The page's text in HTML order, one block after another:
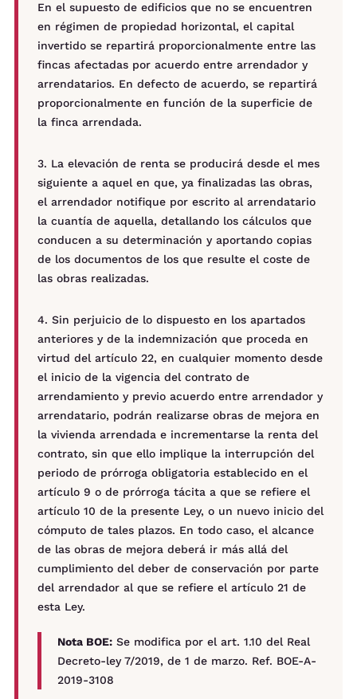
En el supuesto de edificios que no se encuentren
en régimen de propiedad horizontal, el capital
invertido se repartirá proporcionalmente entre las
fincas afectadas por acuerdo entre arrendador y
arrendatarios. En defecto de acuerdo, se repartirá
proporcionalmente en función de la superficie de
la finca arrendada.
3. La elevación de renta se producirá desde el mes
siguiente a aquel en que, ya finalizadas las obras,
el arrendador notifique por escrito al arrendatario
la cuantía de aquella, detallando los cálculos que
conducen a su determinación y aportando copias
de los documentos de los que resulte el coste de
las obras realizadas.
4. Sin perjuicio de lo dispuesto en los apartados
anteriores y de la indemnización que proceda en
virtud del artículo 22, en cualquier momento desde
el inicio de la vigencia del contrato de
arrendamiento y previo acuerdo entre arrendador y
arrendatario, podrán realizarse obras de mejora en
la vivienda arrendada e incrementarse la renta del
contrato, sin que ello implique la interrupción del
periodo de prórroga obligatoria establecido en el
artículo 9 o de prórroga tácita a que se refiere el
artículo 10 de la presente Ley, o un nuevo inicio del
cómputo de tales plazos. En todo caso, el alcance
de las obras de mejora deberá ir más allá del
cumplimiento del deber de conservación por parte
del arrendador al que se refiere el artículo 21 de
esta Ley.
Nota BOE: Se modifica por el art. 1.10 del Real
Decreto-ley 7/2019, de 1 de marzo. Ref. BOE-A-
2019-3108